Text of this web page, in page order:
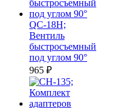
QC-18H;
Вентиль
быстросъемный
под углом 90°
965 ₽